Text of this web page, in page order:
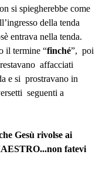
si spiegherebbe come
della tenda
entrava nella tenda.
il termine “finché”, poi
affacciati
e si prostravano in
seguenti a
Gesù rivolse ai
fatevi